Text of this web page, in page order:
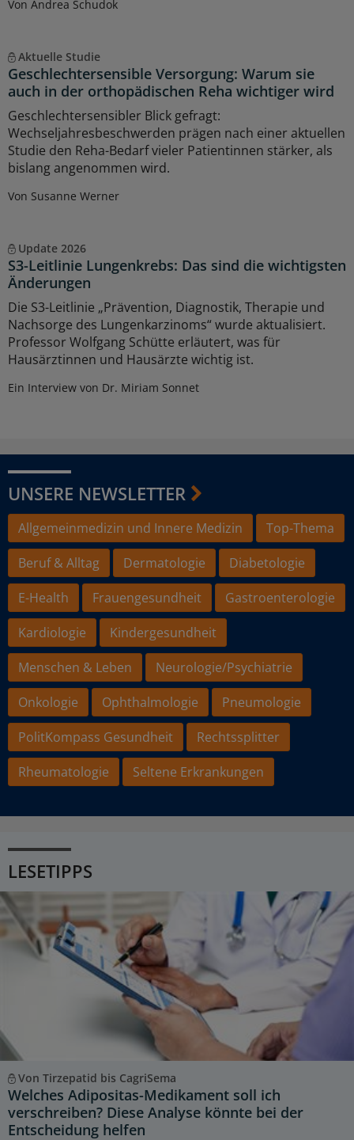
Von Andrea Schudok
Aktuelle Studie
Geschlechtersensible Versorgung: Warum sie
auch in der orthopädischen Reha wichtiger wird
Geschlechtersensibler Blick gefragt:
Wechseljahresbeschwerden prägen nach einer aktuellen
Studie den Reha-Bedarf vieler Patientinnen stärker, als
bislang angenommen wird.
Von Susanne Werner
Update 2026
S3-Leitlinie Lungenkrebs: Das sind die wichtigsten
Änderungen
Die S3-Leitlinie „Prävention, Diagnostik, Therapie und
Nachsorge des Lungenkarzinoms“ wurde aktualisiert.
Professor Wolfgang Schütte erläutert, was für
Hausärztinnen und Hausärzte wichtig ist.
Ein Interview von Dr. Miriam Sonnet
UNSERE NEWSLETTER
Allgemeinmedizin und Innere Medizin
Top-Thema
Beruf & Alltag
Dermatologie
Diabetologie
E-Health
Frauengesundheit
Gastroenterologie
Kardiologie
Kindergesundheit
Menschen & Leben
Neurologie/Psychiatrie
Onkologie
Ophthalmologie
Pneumologie
PolitKompass Gesundheit
Rechtssplitter
Rheumatologie
Seltene Erkrankungen
LESETIPPS
Von Tirzepatid bis CagriSema
Welches Adipositas-Medikament soll ich
verschreiben? Diese Analyse könnte bei der
Entscheidung helfen